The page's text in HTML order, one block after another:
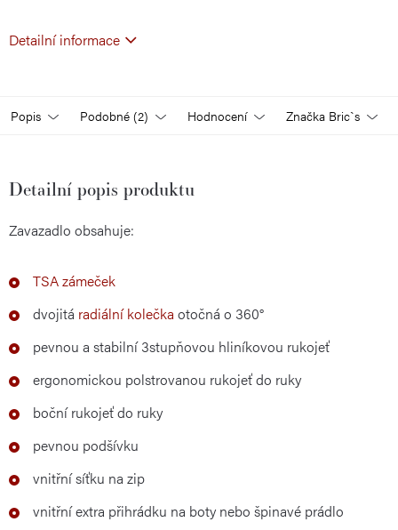
Detailní informace
Popis Podobné (2) Hodnocení Značka Bric`s
Detailní popis produktu
Zavazadlo obsahuje:
TSA zámeček
dvojitá radiální kolečka otočná o 360°
pevnou a stabilní 3stupňovou hliníkovou rukojeť
ergonomickou polstrovanou rukojeť do ruky
boční rukojeť do ruky
pevnou podšívku
vnitřní síťku na zip
vnitřní extra přihrádku na boty nebo špinavé prádlo